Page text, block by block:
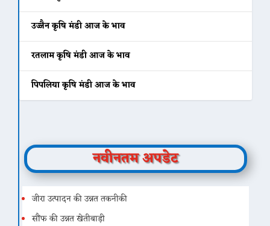
उज्जैन कृषि मंडी आज के भाव
रतलाम कृषि मंडी आज के भाव
पिपलिया कृषि मंडी आज के भाव
नवीनतम अपडेट
जीरा उत्पादन की उन्नत तकनीकी
सौंफ की उन्नत खेतीबाड़ी